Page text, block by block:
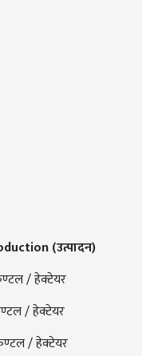
(उत्पादन)
/ हेक्टेयर
/ हेक्टेयर
/ हेक्टेयर